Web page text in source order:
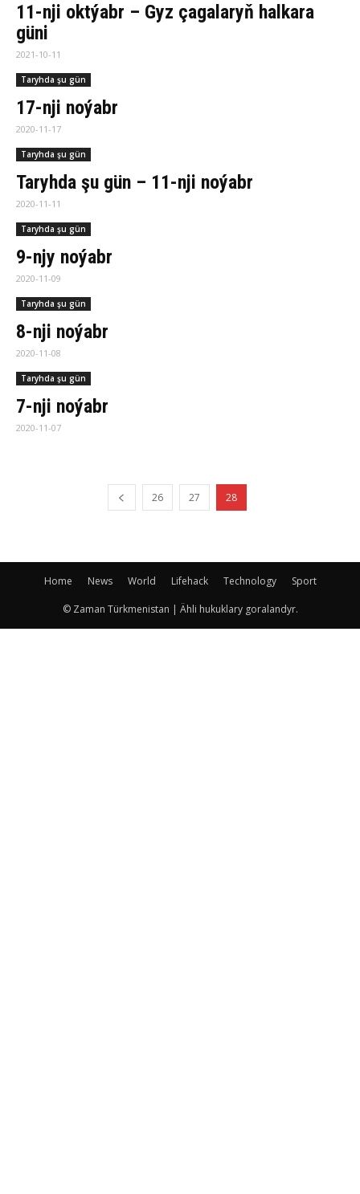
11-nji oktýabr – Gyz çagalaryň halkara
güni
2021-10-11
Taryhda şu gün
17-nji noýabr
2020-11-17
Taryhda şu gün
Taryhda şu gün – 11-nji noýabr
2020-11-11
Taryhda şu gün
9-njy noýabr
2020-11-09
Taryhda şu gün
8-nji noýabr
2020-11-08
Taryhda şu gün
7-nji noýabr
2020-11-07
26 27 28
Home News World Lifehack Technology Sport
© Zaman Türkmenistan | Ähli hukuklary goralandyr.